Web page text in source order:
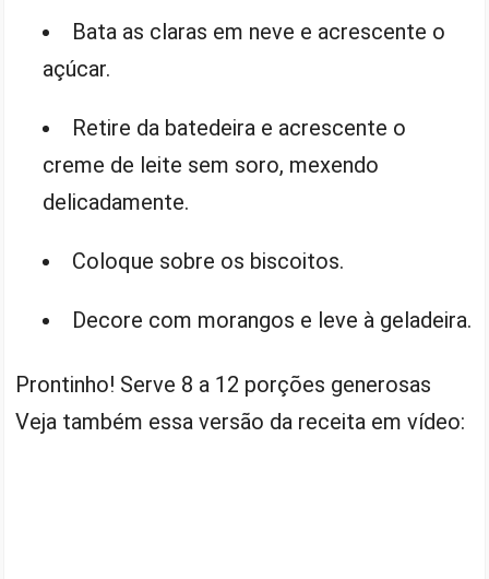
Bata as claras em neve e acrescente o
açúcar.
Retire da batedeira e acrescente o
creme de leite sem soro, mexendo
delicadamente.
Coloque sobre os biscoitos.
Decore com morangos e leve à geladeira.
Prontinho! Serve 8 a 12 porções generosas
Veja também essa versão da receita em vídeo: